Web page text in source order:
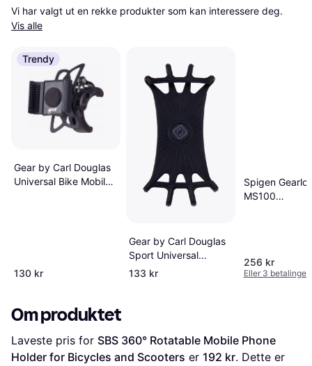
Vis alle
Trendy
Gear by Carl Douglas
Universal Bike Mobile
130 kr
Gear by Carl Douglas
Sport Universal
Turnable Bike Holder
133 kr
Spigen
MS100
256 kr
Eller 3 betalinger
Om produktet
Laveste pris for SBS 360° Rotatable Mobile Phone
Holder for Bicycles and Scooters er 192 kr. Dette er